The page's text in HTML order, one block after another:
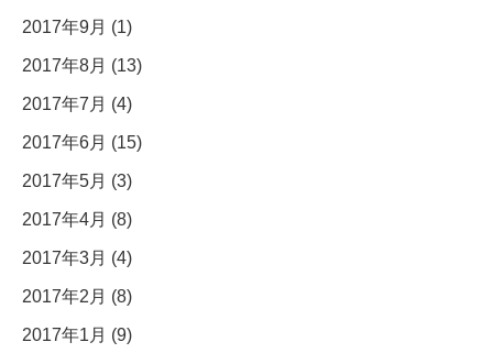
2017年9月 (1)
2017年8月 (13)
2017年7月 (4)
2017年6月 (15)
2017年5月 (3)
2017年4月 (8)
2017年3月 (4)
2017年2月 (8)
2017年1月 (9)